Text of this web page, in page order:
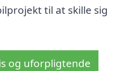
til at skille sig
og uforpligtende